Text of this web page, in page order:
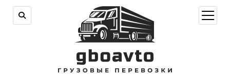
меню